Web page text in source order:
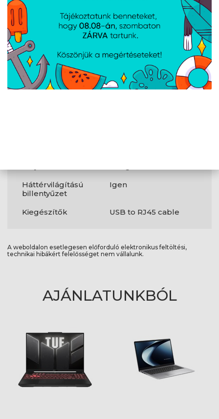
HDMI
WLAN
802.11be
Bluetooth
Webkamera
Háttérvilágítású
billentyűzet
Igen
Kiegészítők USB to RJ45 cable
A weboldalon esetlegesen előforduló elektronikus feltöltési,
technikai hibákért felelősséget nem vállalunk.
AJÁNLATUNKBÓL